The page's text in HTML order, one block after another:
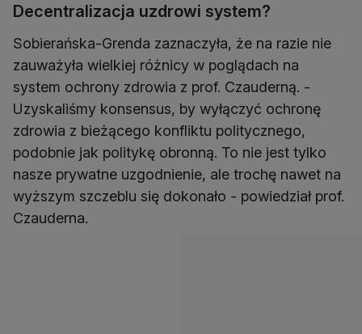
Decentralizacja uzdrowi system?
Sobierańska-Grenda zaznaczyła, że na razie nie
zauważyła wielkiej różnicy w poglądach na
system ochrony zdrowia z prof. Czauderną. -
Uzyskaliśmy konsensus, by wyłączyć ochronę
zdrowia z bieżącego konfliktu politycznego,
podobnie jak politykę obronną. To nie jest tylko
nasze prywatne uzgodnienie, ale trochę nawet na
wyższym szczeblu się dokonało - powiedział prof.
Czauderna.